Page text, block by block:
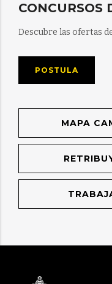
CONCURSOS
Descubre las ofertas
POSTULA
MAPA